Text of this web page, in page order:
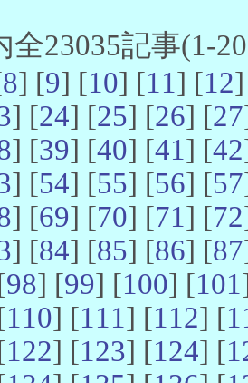
全23035記事(1-
8] [9] [10] [11] [12
] [24] [25] [26] [27
] [39] [40] [41] [42
] [54] [55] [56] [57
] [69] [70] [71] [72
] [84] [85] [86] [87
98] [99] [100] [101
110] [111] [112] [
122] [123] [124] [